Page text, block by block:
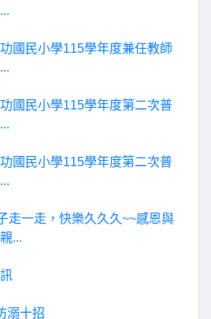
國民小學115學年度兼任教師
國民小學115學年度第二次普
國民小學115學年度第二次普
走一走，快樂久久久~~感恩與
...
溺十招